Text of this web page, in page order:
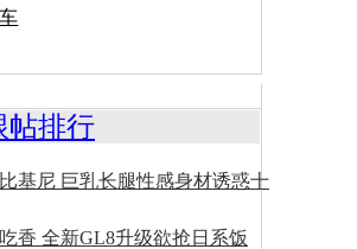
帖排行
基尼 巨乳长腿性感身材诱惑十
香 全新GL8升级欲抢日系饭